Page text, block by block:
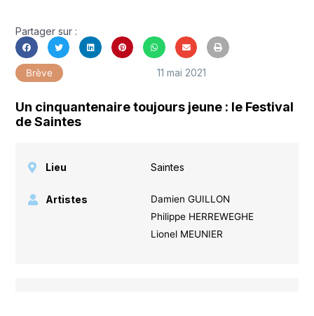
Partager sur :
Brève 11 mai 2021
Un cinquantenaire toujours jeune : le Festival
de Saintes
Lieu Saintes
Artistes
Damien GUILLON
Philippe HERREWEGHE
Lionel MEUNIER